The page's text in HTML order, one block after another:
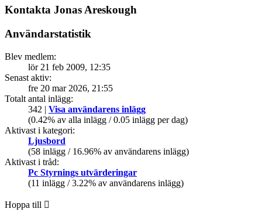
Kontakta Jonas Areskough
Användarstatistik
Blev medlem:
lör 21 feb 2009, 12:35
Senast aktiv:
fre 20 mar 2026, 21:55
Totalt antal inlägg:
342 | Visa användarens inlägg
(0.42% av alla inlägg / 0.05 inlägg per dag)
Aktivast i kategori:
Ljusbord
(58 inlägg / 16.96% av användarens inlägg)
Aktivast i tråd:
Pc Styrnings utvärderingar
(11 inlägg / 3.22% av användarens inlägg)
Hoppa till